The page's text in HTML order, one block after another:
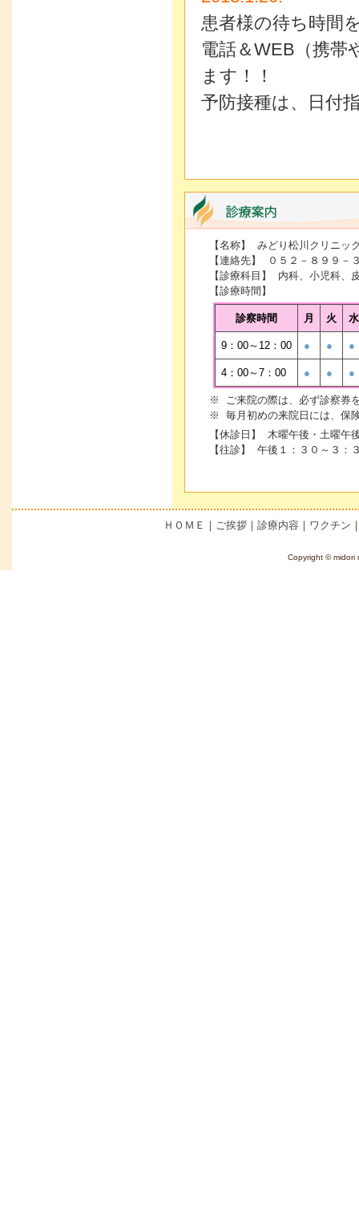
患者様の待ち時間
電話＆WEB（携帯
ます！！
予防接種は、日付
【名称】 みどり松川クリニッ
【連絡先】 ０５２－８９９－
【診療科目】 内科、小児科、
【診療時間】
診察時間 月 火 水
9：00～12：00 ● ● ●
4：00～7：00 ● ● ●
※ ご来院の際は、必ず診察券
※ 毎月初めの来院日には、保
【休診日】 木曜午後・土曜午
【往診】 午後１：３０～３：
ＨＯＭＥ ｜ ご挨拶 ｜ 診療内容 ｜ ワクチン
Copyright © midori